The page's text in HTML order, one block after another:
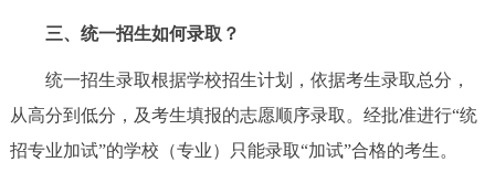
三、统一招生如何录取？
统一招生录取根据学校招生计划，依据考生录取总分，
从高分到低分，及考生填报的志愿顺序录取。经批准进行“统
招专业加试”的学校（专业）只能录取“加试”合格的考生。